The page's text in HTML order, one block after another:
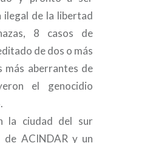
ilegal de la libertad
8 casos de
de dos o más
más aberrantes de
el genocidio
la ciudad del sur
de ACINDAR y un